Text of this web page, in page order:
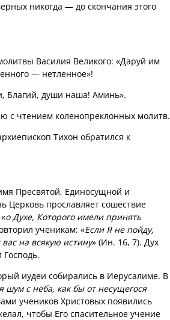
никогда — до скончания этого
Василия Великого: «Даруй им
— нетленное»!
Благий, души наша! Аминь».
с чтением коленопреклонных молитв.
Тихон обратился к
Пресвятой, Единосущной и
Церковь прославляет сошествие
о Духе, Которого имели принять
ученикам: «Если Я не пойду,
на всякую истину» (Ин. 16, 7). Дух
иудеи собирались в Иерусалиме. В
шум с неба, как бы от несущегося
учеников Христовых появились
чтобы Его спасительное учение